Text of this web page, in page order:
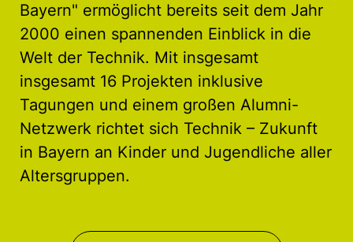
Bayern" ermöglicht bereits seit dem Jahr
2000 einen spannenden Einblick in die
Welt der Technik. Mit insgesamt
insgesamt 16 Projekten inklusive
Tagungen und einem großen Alumni-
Netzwerk richtet sich Technik – Zukunft
in Bayern an Kinder und Jugendliche aller
Altersgruppen.